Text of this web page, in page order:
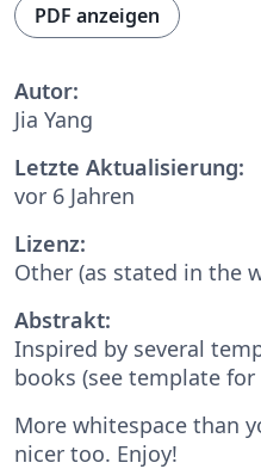
PDF anzeigen
Autor:
Jia Yang
Letzte Aktualisierung:
vor 6 Jahren
Lizenz:
Other (as stated in the
Abstrakt:
Inspired by several
books (see template for
More whitespace than
nicer too. Enjoy!